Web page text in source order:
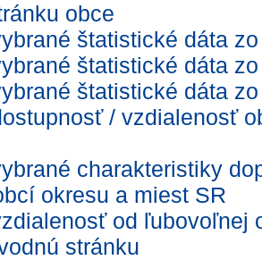
obce
štatistické dáta
štatistické dáta
štatistické dáta
/ vzdialenosť
charakteristiky
okresu a miest SR
od ľubovoľnej
stránku